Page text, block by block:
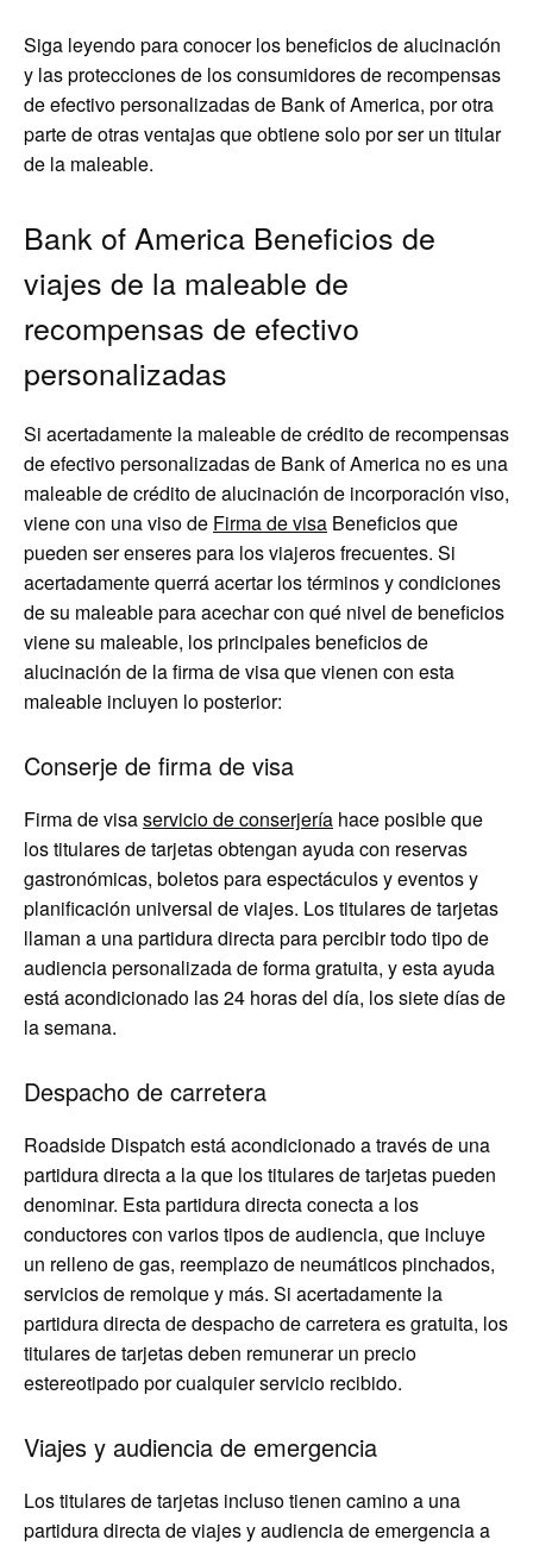
Siga leyendo para conocer los beneficios de alucinación
y las protecciones de los consumidores de recompensas
de efectivo personalizadas de Bank of America, por otra
parte de otras ventajas que obtiene solo por ser un titular
de la maleable.
Bank of America Beneficios de
viajes de la maleable de
recompensas de efectivo
personalizadas
Si acertadamente la maleable de crédito de recompensas
de efectivo personalizadas de Bank of America no es una
maleable de crédito de alucinación de incorporación viso,
viene con una viso de Firma de visa Beneficios que
pueden ser enseres para los viajeros frecuentes. Si
acertadamente querrá acertar los términos y condiciones
de su maleable para acechar con qué nivel de beneficios
viene su maleable, los principales beneficios de
alucinación de la firma de visa que vienen con esta
maleable incluyen lo posterior:
Conserje de firma de visa
Firma de visaservicio de conserjería hace posible que
los titulares de tarjetas obtengan ayuda con reservas
gastronómicas, boletos para espectáculos y eventos y
planificación universal de viajes. Los titulares de tarjetas
llaman a una partidura directa para percibir todo tipo de
audiencia personalizada de forma gratuita, y esta ayuda
está acondicionado las 24 horas del día, los siete días de
la semana.
Despacho de carretera
Roadside Dispatch está acondicionado a través de una
partidura directa a la que los titulares de tarjetas pueden
denominar. Esta partidura directa conecta a los
conductores con varios tipos de audiencia, que incluye
un relleno de gas, reemplazo de neumáticos pinchados,
servicios de remolque y más. Si acertadamente la
partidura directa de despacho de carretera es gratuita, los
titulares de tarjetas deben remunerar un precio
estereotipado por cualquier servicio recibido.
Viajes y audiencia de emergencia
Los titulares de tarjetas incluso tienen camino a una
partidura directa de viajes y audiencia de emergencia a